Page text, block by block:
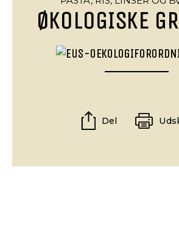
ØKOLOGISKE
Del